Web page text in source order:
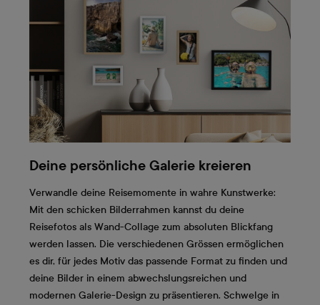
Deine persönliche Galerie kreieren
Verwandle deine Reisemomente in wahre Kunstwerke:
Mit den schicken Bilderrahmen kannst du deine
Reisefotos als Wand-Collage zum absoluten Blickfang
werden lassen. Die verschiedenen Grössen ermöglichen
es dir, für jedes Motiv das passende Format zu finden und
deine Bilder in einem abwechslungsreichen und
modernen Galerie-Design zu präsentieren. Schwelge in